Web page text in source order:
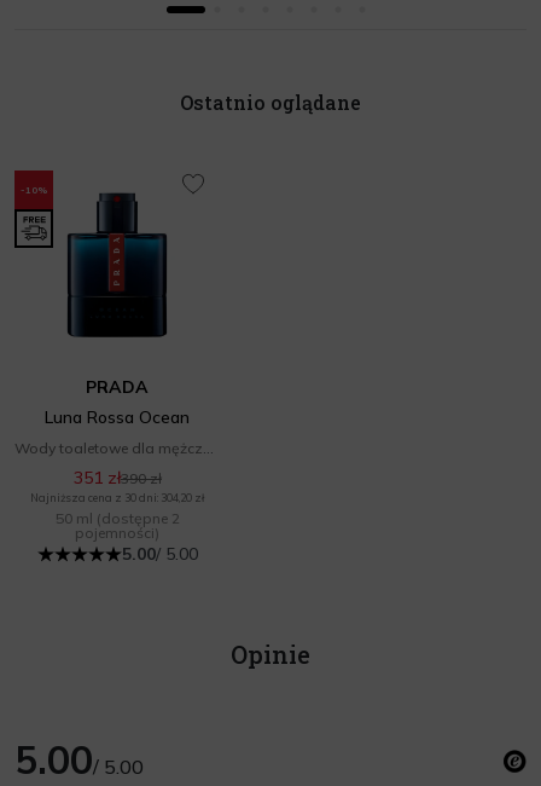
Ostatnio oglądane
-10%
PRADA
Luna Rossa Ocean
351 zł390 zł
Najniższa cena z 30 dni: 304,20 zł
50 ml (dostępne 2
pojemności)
5.00/ 5.00
Opinie
5.00/ 5.00